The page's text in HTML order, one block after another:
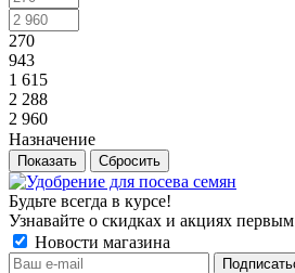
270
943
1 615
2 288
2 960
Назначение
Сбросить
Будьте всегда в курсе!
Узнавайте о скидках и акциях первым
Новости магазина